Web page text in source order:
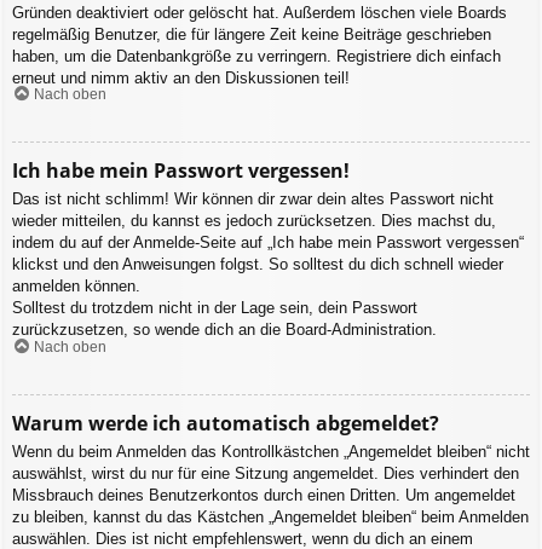
Gründen deaktiviert oder gelöscht hat. Außerdem löschen viele Boards
regelmäßig Benutzer, die für längere Zeit keine Beiträge geschrieben
haben, um die Datenbankgröße zu verringern. Registriere dich einfach
erneut und nimm aktiv an den Diskussionen teil!
Nach oben
Ich habe mein Passwort vergessen!
Das ist nicht schlimm! Wir können dir zwar dein altes Passwort nicht
wieder mitteilen, du kannst es jedoch zurücksetzen. Dies machst du,
indem du auf der Anmelde-Seite auf „Ich habe mein Passwort vergessen“
klickst und den Anweisungen folgst. So solltest du dich schnell wieder
anmelden können.
Solltest du trotzdem nicht in der Lage sein, dein Passwort
zurückzusetzen, so wende dich an die Board-Administration.
Nach oben
Warum werde ich automatisch abgemeldet?
Wenn du beim Anmelden das Kontrollkästchen „Angemeldet bleiben“ nicht
auswählst, wirst du nur für eine Sitzung angemeldet. Dies verhindert den
Missbrauch deines Benutzerkontos durch einen Dritten. Um angemeldet
zu bleiben, kannst du das Kästchen „Angemeldet bleiben“ beim Anmelden
auswählen. Dies ist nicht empfehlenswert, wenn du dich an einem